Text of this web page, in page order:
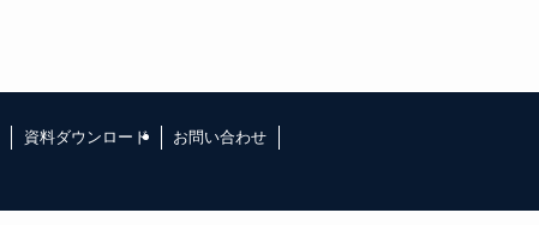
資料ダウンロード お問い合わせ